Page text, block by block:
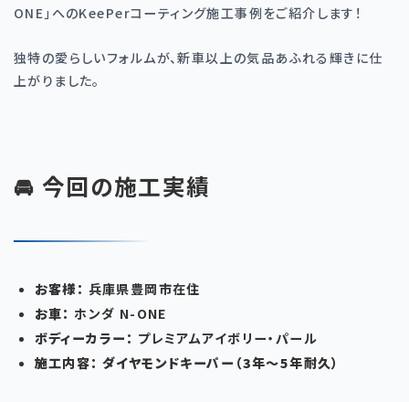
ONE 」へのKeePerコーティング施工事例をご紹介します！
独特の愛らしいフォルムが、新車以上の気品あふれる輝きに仕
上がりました。
🚘 今回の施工実績
お客様： 兵庫県豊岡市在住
お車： ホンダ N-ONE
ボディーカラー： プレミアムアイボリー・パール
施工内容： ダイヤモンドキーパー（3年〜5年耐久）